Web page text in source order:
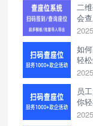
二
会
如
轻
员
你